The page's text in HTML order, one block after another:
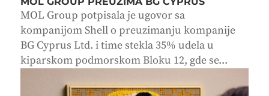
MOL Group potpisala je ugovor sa
kompanijom Shell o preuzimanju kompanije
BG Cyprus Ltd. i time stekla 35% udela u
kiparskom podmorskom Bloku 12, gde se...